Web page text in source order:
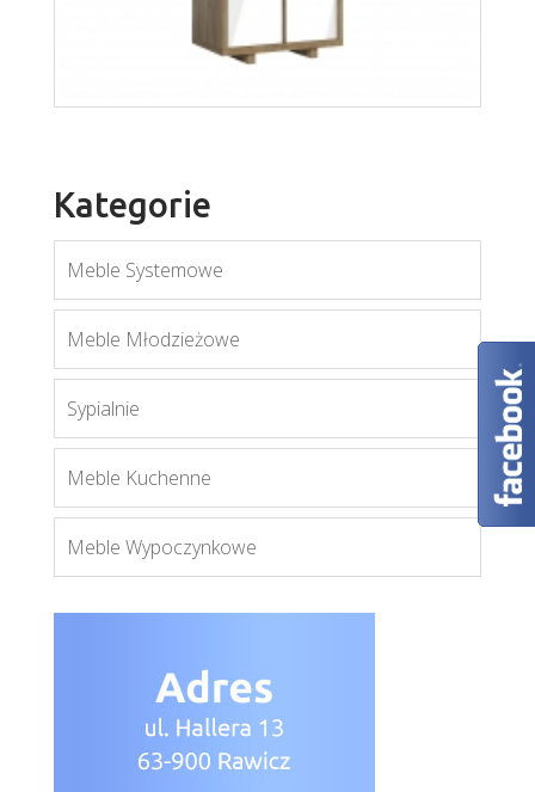
Kategorie
Meble Systemowe
Meble Młodzieżowe
Sypialnie
Meble Kuchenne
Meble Wypoczynkowe